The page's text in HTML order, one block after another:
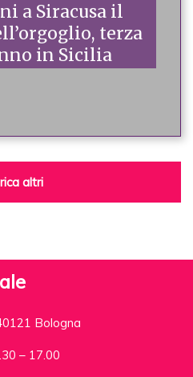
a Siracusa il
terza
in Sicilia
altri
Bologna
– 17.00